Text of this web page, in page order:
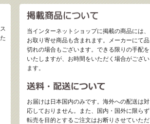
当インターネットショップに掲載の商品には、
お取り寄せ商品も含まれます。メーカーにて品
切れの場合もございます。できる限りの手配を
いたしますが、お時間をいただく場合がござい
ます。
お届けは日本国内のみです。海外への配送は対
応しておりません。また、国内・国外に限らず
転売を目的とするご注文はお断りさせていただ